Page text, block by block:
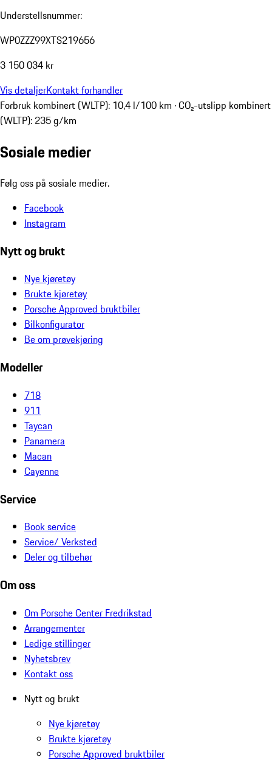
Understellsnummer:
WP0ZZZ99XTS219656
3 150 034 kr
Vis detaljerKontakt forhandler
Forbruk kombinert (WLTP): 10,4 l/100 km · CO₂-utslipp kombinert
(WLTP): 235 g/km
Sosiale medier
Følg oss på sosiale medier.
Facebook
Instagram
Nytt og brukt
Nye kjøretøy
Brukte kjøretøy
Porsche Approved bruktbiler
Bilkonfigurator
Be om prøvekjøring
Modeller
718
911
Taycan
Panamera
Macan
Cayenne
Service
Book service
Service/ Verksted
Deler og tilbehør
Om oss
Om Porsche Center Fredrikstad
Arrangementer
Ledige stillinger
Nyhetsbrev
Kontakt oss
Nytt og brukt
Nye kjøretøy
Brukte kjøretøy
Porsche Approved bruktbiler